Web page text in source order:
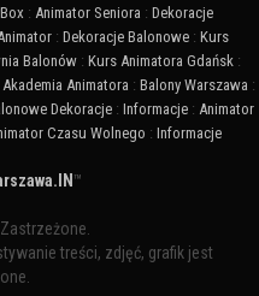
: Animator Seniora : Dekoracje
: Dekoracje Balonowe : Kurs
Balonów : Kurs Animatora Gdańsk :
Akademia Animatora : Balony Warszawa :
Dekoracje : Informacje : Animator
Czasu Wolnego : Informacje
™
treści, zdjęć, grafik jest